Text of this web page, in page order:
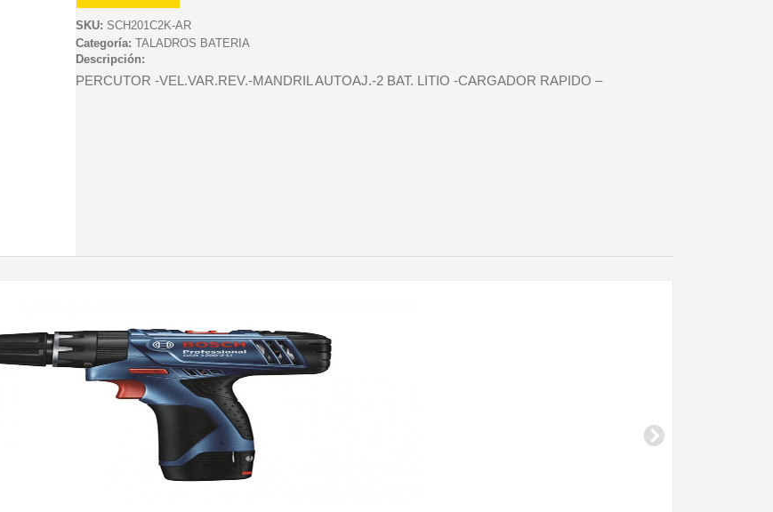
SKU: SCH201C2K-AR
Categoría: TALADROS BATERIA
Descripción:
PERCUTOR -VEL.VAR.REV.-MANDRIL AUTOAJ.-2 BAT. LITIO -CARGADOR RAPIDO –